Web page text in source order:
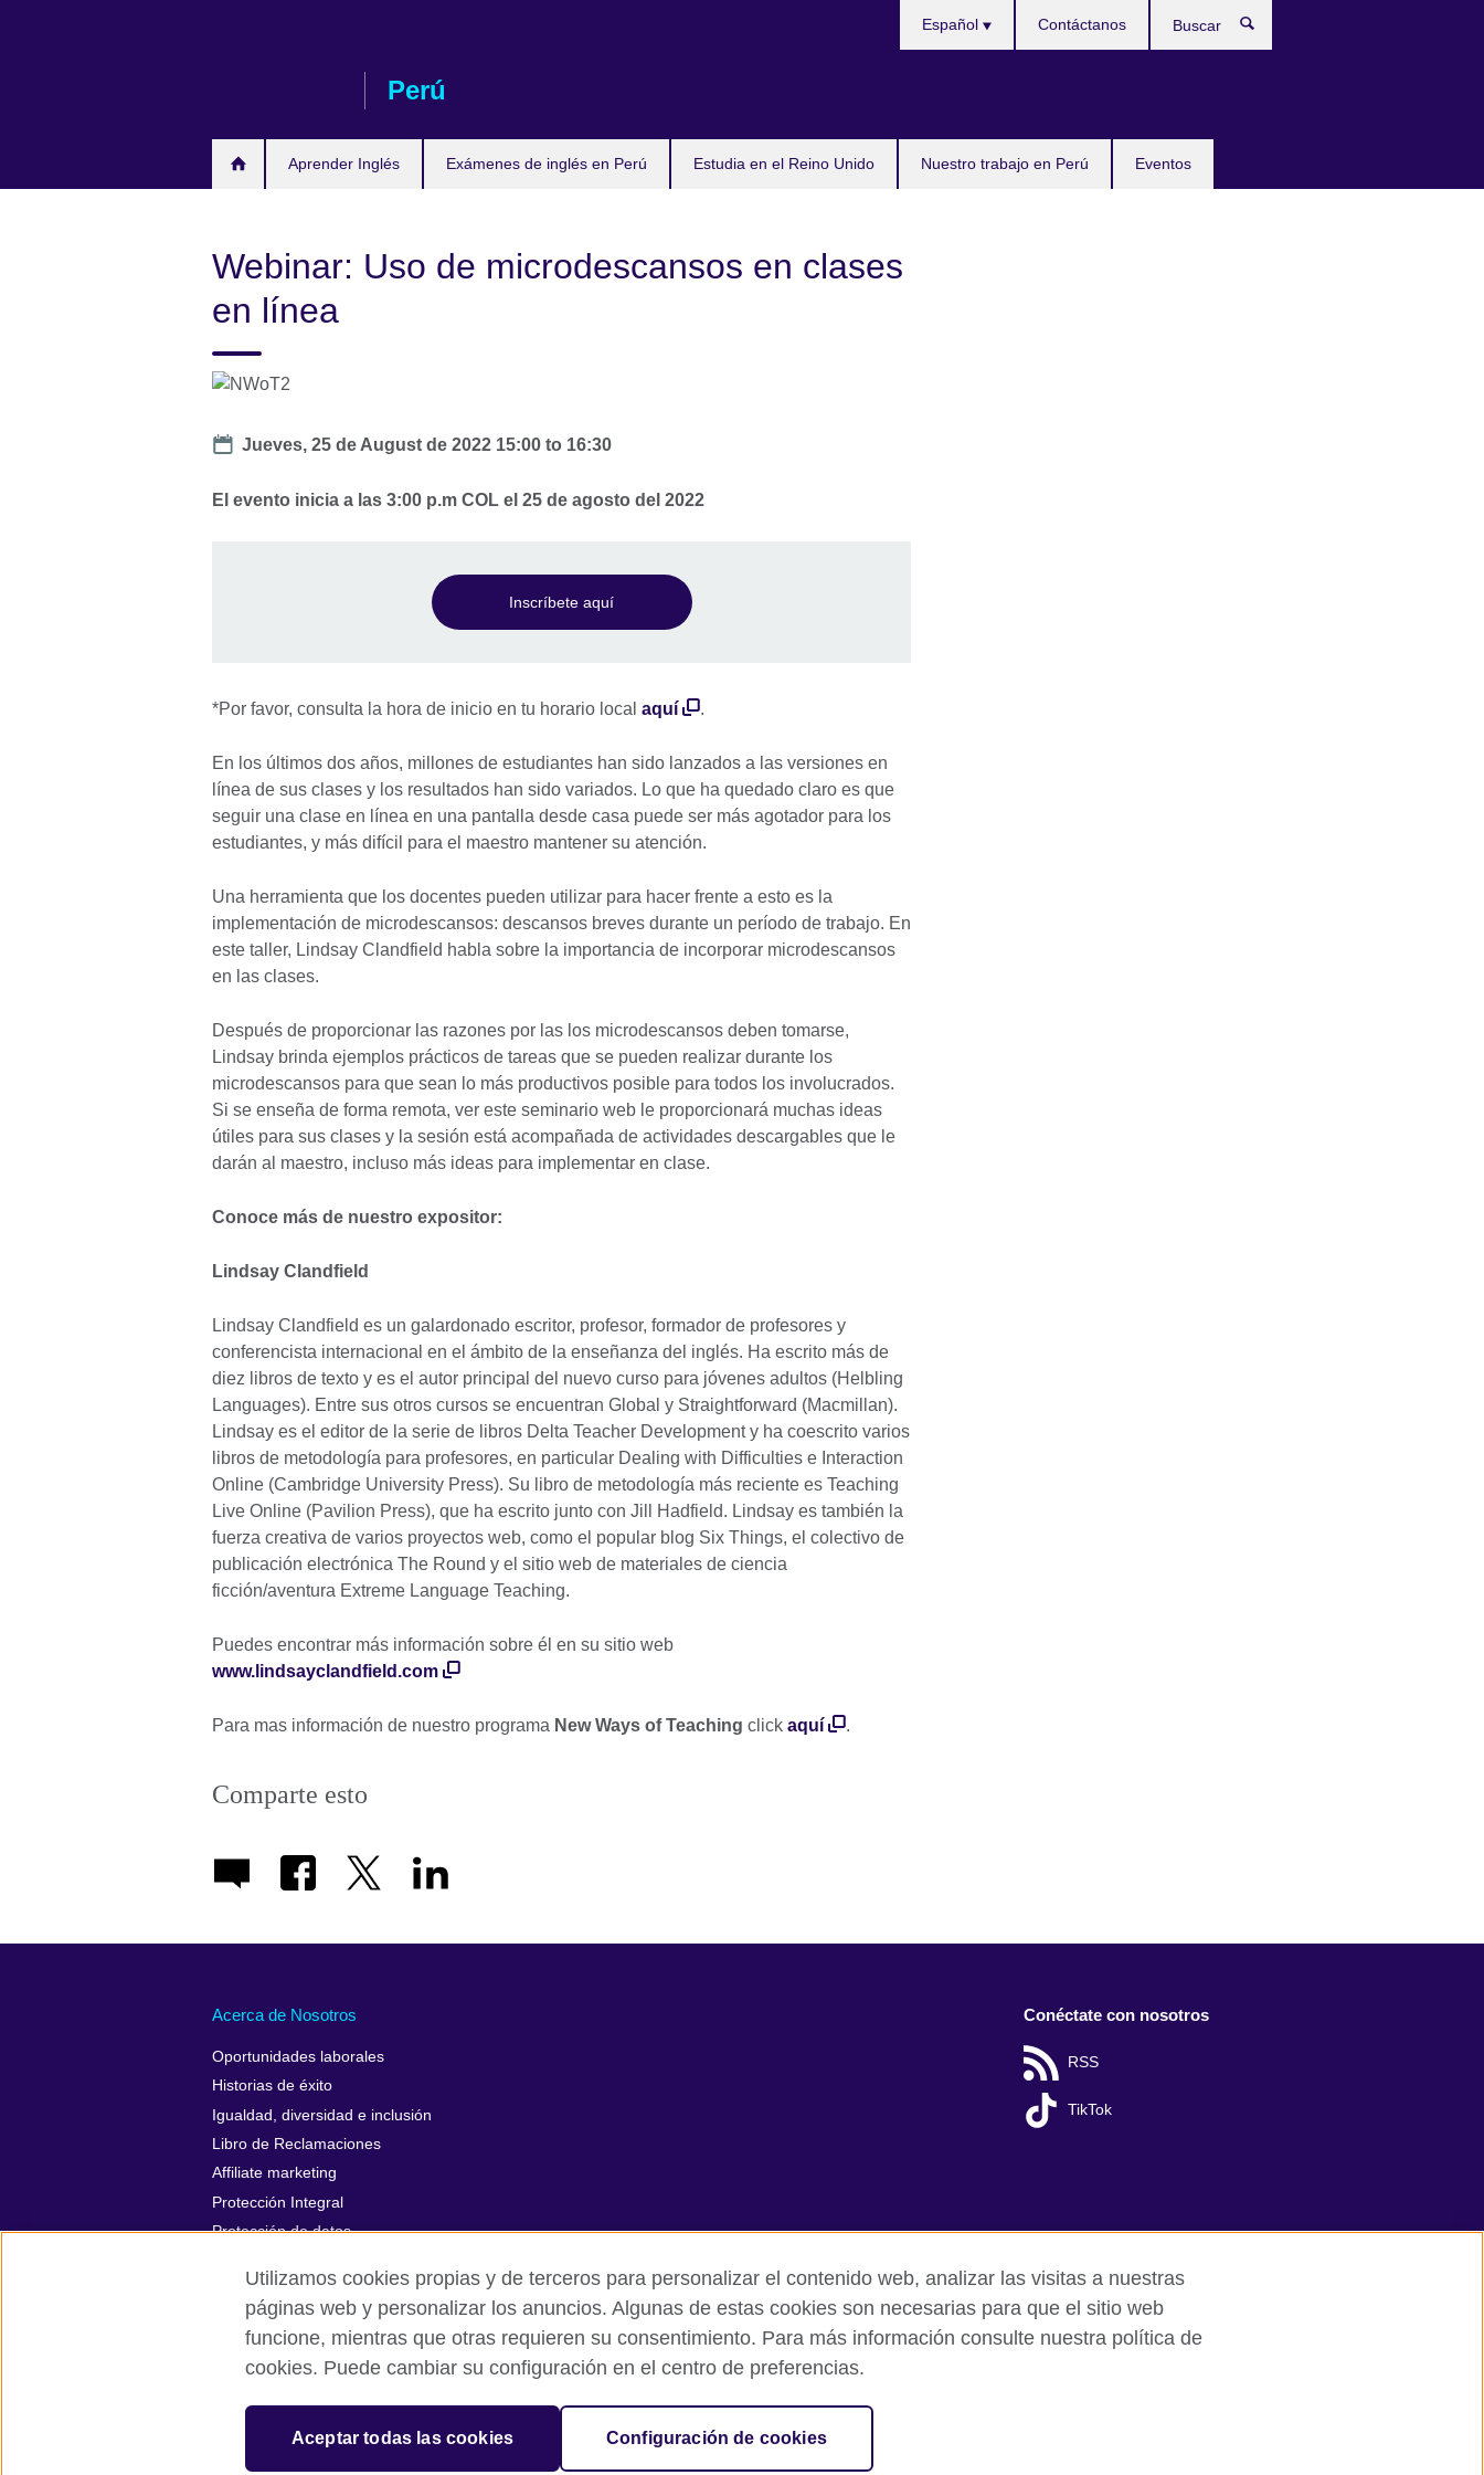
Perú
Aprender Inglés Exámenes de inglés en Perú Estudia en el Reino Unido Nuestro trabajo en Perú Eventos
Español Contáctanos
Webinar: Uso de microdescansos en clases
en línea
Date
Jueves, 25 de August de 2022 15:00 to 16:30
El evento inicia a las 3:00 p.m COL el 25 de agosto del 2022
Inscríbete aquí
*Por favor, consulta la hora de inicio en tu horario local aquí .
En los últimos dos años, millones de estudiantes han sido lanzados a las versiones en
línea de sus clases y los resultados han sido variados. Lo que ha quedado claro es que
seguir una clase en línea en una pantalla desde casa puede ser más agotador para los
estudiantes, y más difícil para el maestro mantener su atención.
Una herramienta que los docentes pueden utilizar para hacer frente a esto es la
implementación de microdescansos: descansos breves durante un período de trabajo. En
este taller, Lindsay Clandfield habla sobre la importancia de incorporar microdescansos
en las clases.
Después de proporcionar las razones por las los microdescansos deben tomarse,
Lindsay brinda ejemplos prácticos de tareas que se pueden realizar durante los
microdescansos para que sean lo más productivos posible para todos los involucrados.
Si se enseña de forma remota, ver este seminario web le proporcionará muchas ideas
útiles para sus clases y la sesión está acompañada de actividades descargables que le
darán al maestro, incluso más ideas para implementar en clase.
Conoce más de nuestro expositor:
Lindsay Clandfield
Lindsay Clandfield es un galardonado escritor, profesor, formador de profesores y
conferencista internacional en el ámbito de la enseñanza del inglés. Ha escrito más de
diez libros de texto y es el autor principal del nuevo curso para jóvenes adultos (Helbling
Languages). Entre sus otros cursos se encuentran Global y Straightforward (Macmillan).
Lindsay es el editor de la serie de libros Delta Teacher Development y ha coescrito varios
libros de metodología para profesores, en particular Dealing with Difficulties e Interaction
Online (Cambridge University Press). Su libro de metodología más reciente es Teaching
Live Online (Pavilion Press), que ha escrito junto con Jill Hadfield. Lindsay es también la
fuerza creativa de varios proyectos web, como el popular blog Six Things, el colectivo de
publicación electrónica The Round y el sitio web de materiales de ciencia
ficción/aventura Extreme Language Teaching.
Puedes encontrar más información sobre él en su sitio web
www.lindsayclandfield.com
Para mas información de nuestro programa New Ways of Teaching click aquí .
Comparte esto
Acerca de Nosotros
Oportunidades laborales
Historias de éxito
Igualdad, diversidad e inclusión
Libro de Reclamaciones
Affiliate marketing
Protección Integral
Protección de datos
Conéctate con nosotros
RSS
TikTok
British Council Global Políticas de privacidad y condiciones de uso Cookies Mapa del sitio
A registered charity: 209131 (England and Wales) SC037733 (Scotland).
Utilizamos cookies propias y de terceros para personalizar el contenido web, analizar las visitas a nuestras
páginas web y personalizar los anuncios. Algunas de estas cookies son necesarias para que el sitio web
funcione, mientras que otras requieren su consentimiento. Para más información consulte nuestra política de
cookies. Puede cambiar su configuración en el centro de preferencias.
Aceptar todas las cookies Configuración de cookies